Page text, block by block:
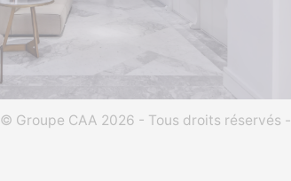
© Groupe CAA 2026 - Tous droits réservés -